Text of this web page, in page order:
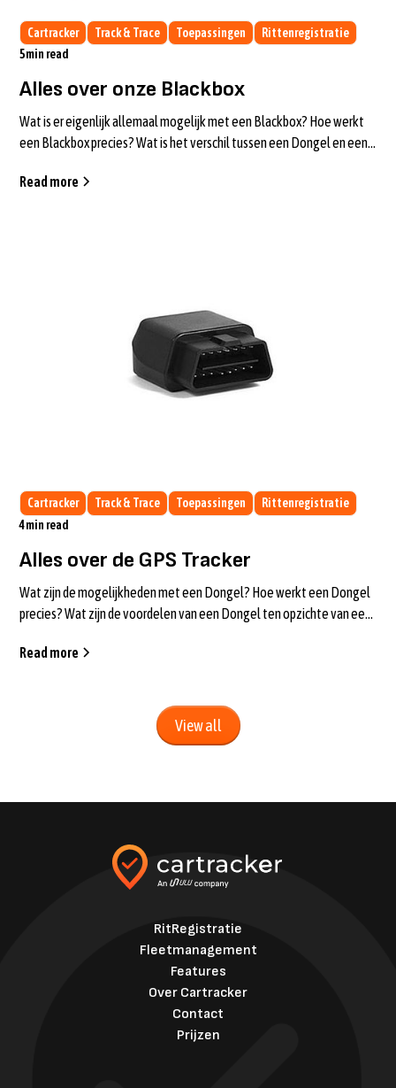
Cartracker Track & Trace Toepassingen
Rittenregistratie
5min read
Alles over onze Blackbox
Wat is er eigenlijk allemaal mogelijk met een Blackbox? Hoe werkt
een Blackbox precies? Wat is het verschil tussen een Dongel en een
Read more
Cartracker Track & Trace Toepassingen
Rittenregistratie
4min read
Alles over de GPS Tracker
Wat zijn de mogelijkheden met een Dongel? Hoe werkt een Dongel
precies? Wat zijn de voordelen van een Dongel ten opzichte van een
Read more
View all
RitRegistratie
Fleetmanagement
Features
Over Cartracker
Contact
Prijzen